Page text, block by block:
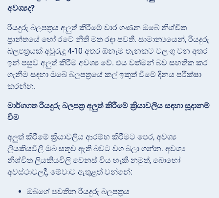
අවශ්‍යද?
රියදුරු බලපත්‍රය අලුත් කිරීමේ වාර ගණන ඔබේ නිශ්චිත
ප්‍රාන්තයේ හෝ රටේ නීති මත රඳා පවතී. සාමාන්‍යයෙන්, රියදුරු
බලපත්‍රයක් අවුරුදු 4-10 අතර ඕනෑම තැනකට වලංගු වන අතර
ඉන් පසුව අලුත් කිරීම අවශ්‍ය වේ. එය වත්මන් බව සහතික කර
ගැනීම සඳහා ඔබේ බලපත්‍රයේ කල් ඉකුත් වීමේ දිනය පරීක්ෂා
කරන්න.
මාර්ගගත රියදුරු බලපත්‍ර අලුත් කිරීමේ ක්‍රියාවලිය සඳහා සූදානම්
වීම
අලුත් කිරීමේ ක්‍රියාවලිය ආරම්භ කිරීමට පෙර, අවශ්‍ය
ලියකියවිලි ඔබ සතුව ඇති බවට වග බලා ගන්න. අවශ්‍ය
නිශ්චිත ලියකියවිලි වෙනස් විය හැකි නමුත්, බොහෝ
අවස්ථාවලදී, මේවාට ඇතුළත් වන්නේ:
ඔබගේ පවතින රියදුරු බලපත්‍රය